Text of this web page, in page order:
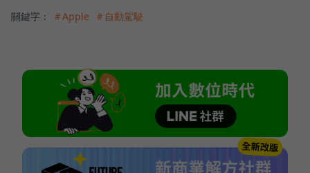
關鍵字： ＃Apple ＃自動駕駛